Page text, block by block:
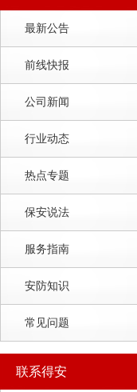
最新公告
前线快报
公司新闻
行业动态
热点专题
保安说法
服务指南
安防知识
常见问题
联系得安